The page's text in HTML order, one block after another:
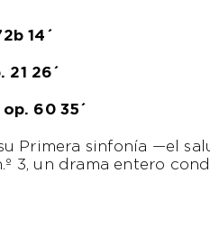
14´
21 26´
60 35´
Primera sinfonía —el
3, un drama entero